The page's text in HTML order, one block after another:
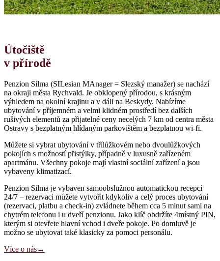
Útočiště
v přírodě
Penzion Silma (SILesian MAnager = Slezský manažer) se nachází
na okraji města Rychvald. Je obklopený přírodou, s krásným
výhledem na okolní krajinu a v dáli na Beskydy. Nabízíme
ubytování v příjemném a velmi klidném prostředí bez dalších
rušivých elementů za přijatelné ceny necelých 7 km od centra města
Ostravy s bezplatným hlídaným parkovištěm a bezplatnou wi-fi.
Můžete si vybrat ubytování v třílůžkovém nebo dvoulůžkových
pokojích s možností přistýlky, případně v luxusně zařízeném
apartmánu. Všechny pokoje mají vlastní sociální zařízení a jsou
vybaveny klimatizací.
Penzion Silma je vybaven samoobslužnou automatickou recepcí
24/7 – rezervaci můžete vytvořit kdykoliv a celý proces ubytování
(rezervaci, platbu a check-in) zvládnete během cca 5 minut sami na
chytrém telefonu i u dveří penzionu. Jako klíč obdržíte 4místný PIN,
kterým si otevřete hlavní vchod i dveře pokoje. Po domluvě je
možno se ubytovat také klasicky za pomoci personálu.
Více o nás→